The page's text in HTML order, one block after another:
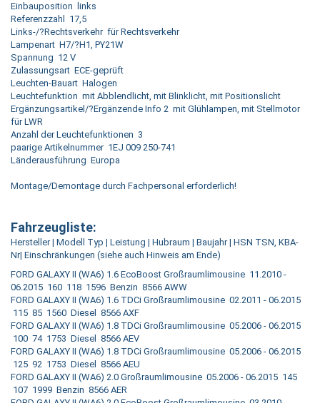
Einbauposition links
Referenzzahl 17,5
Links-/?Rechtsverkehr für Rechtsverkehr
Lampenart H7/?H1, PY21W
Spannung 12 V
Zulassungsart ECE-geprüft
Leuchten-Bauart Halogen
Leuchtefunktion mit Abblendlicht, mit Blinklicht, mit Positionslicht
Ergänzungsartikel/?Ergänzende Info 2 mit Glühlampen, mit Stellmotor
für LWR
Anzahl der Leuchtefunktionen 3
paarige Artikelnummer 1EJ 009 250-741
Länderausführung Europa
Montage/Demontage durch Fachpersonal erforderlich!
Fahrzeugliste:
Hersteller | Modell Typ | Leistung | Hubraum | Baujahr | HSN TSN, KBA-
Nr| Einschränkungen (siehe auch Hinweis am Ende)
FORD GALAXY II (WA6) 1.6 EcoBoost Großraumlimousine 11.2010 -
06.2015 160 118 1596 Benzin 8566 AWW
FORD GALAXY II (WA6) 1.6 TDCi Großraumlimousine 02.2011 - 06.2015
115 85 1560 Diesel 8566 AXF
FORD GALAXY II (WA6) 1.8 TDCi Großraumlimousine 05.2006 - 06.2015
100 74 1753 Diesel 8566 AEV
FORD GALAXY II (WA6) 1.8 TDCi Großraumlimousine 05.2006 - 06.2015
125 92 1753 Diesel 8566 AEU
FORD GALAXY II (WA6) 2.0 Großraumlimousine 05.2006 - 06.2015 145
107 1999 Benzin 8566 AER